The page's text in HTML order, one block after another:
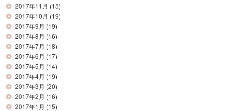
2017年11月 (15)
2017年10月 (19)
2017年9月 (19)
2017年8月 (16)
2017年7月 (18)
2017年6月 (17)
2017年5月 (14)
2017年4月 (19)
2017年3月 (20)
2017年2月 (16)
2017年1月 (15)